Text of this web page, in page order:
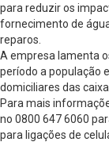
para reduzir os
fornecimento de
reparos.
A empresa lamenta
período a população
domiciliares das
Para mais
no 0800 647 6060
para ligações de